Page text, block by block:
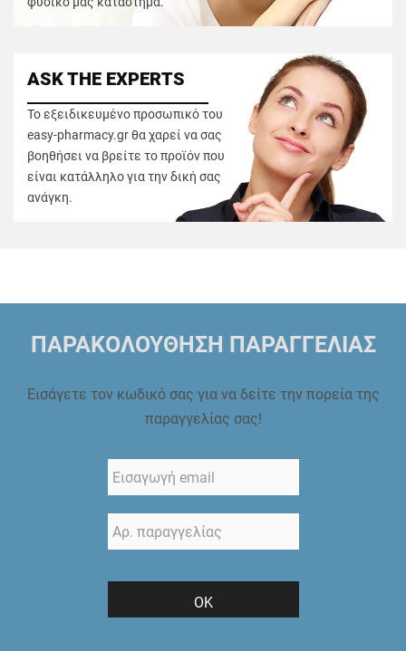
ASK THE EXPERTS
Το εξειδικευμένο προσωπικό του
easy-pharmacy.gr θα χαρεί να σας
βοηθήσει να βρείτε το προϊόν που
είναι κατάλληλο για την δική σας
ανάγκη.
ΠΑΡΑΚΟΛΟΥΘΗΣΗ ΠΑΡΑΓΓΕΛΙΑΣ
Εισάγετε τον κωδικό σας για να δείτε την πορεία της
παραγγελίας σας!
ΟΚ